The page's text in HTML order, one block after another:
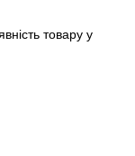
товару у